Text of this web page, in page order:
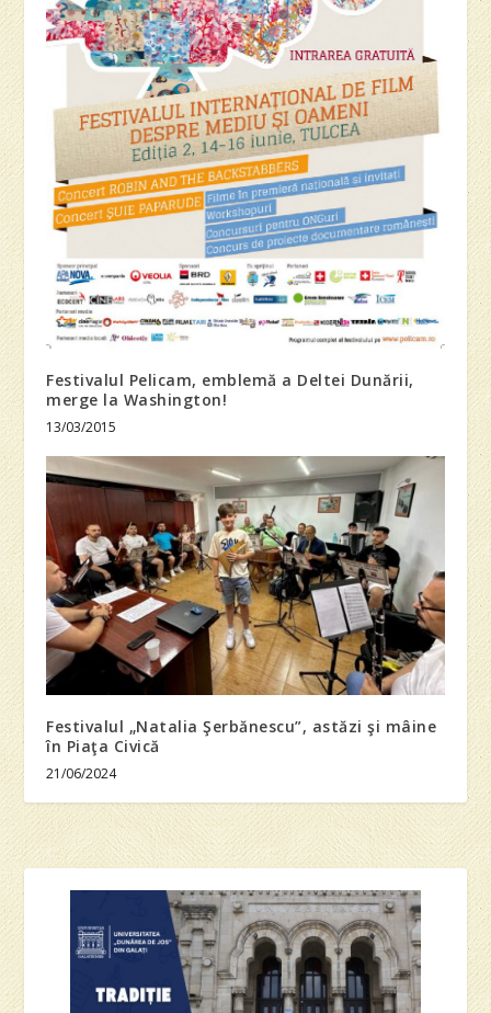
Festivalul Pelicam, emblemă a Deltei Dunării,
merge la Washington!
13/03/2015
Festivalul „Natalia Şerbănescu”, astăzi şi mâine
în Piaţa Civică
21/06/2024